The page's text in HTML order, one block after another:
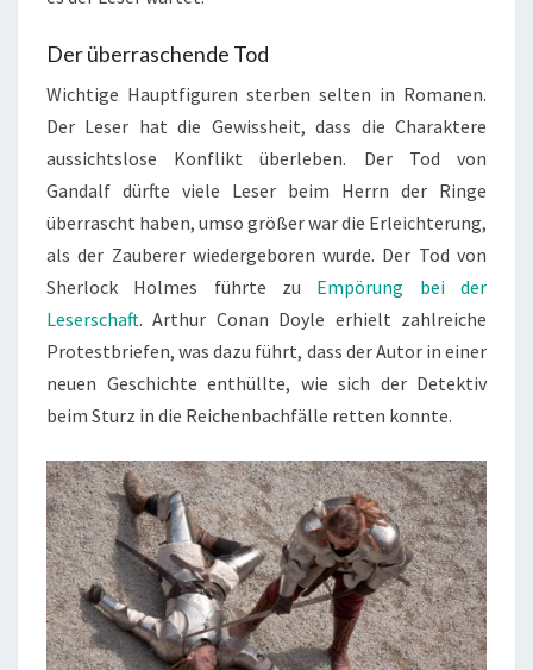
Der überraschende Tod
Wichtige Hauptfiguren sterben selten in Romanen.
Der Leser hat die Gewissheit, dass die Charaktere
aussichtslose Konflikt überleben. Der Tod von
Gandalf dürfte viele Leser beim Herrn der Ringe
überrascht haben, umso größer war die Erleichterung,
als der Zauberer wiedergeboren wurde. Der Tod von
Sherlock Holmes führte zu Empörung bei der
Leserschaft. Arthur Conan Doyle erhielt zahlreiche
Protestbriefen, was dazu führt, dass der Autor in einer
neuen Geschichte enthüllte, wie sich der Detektiv
beim Sturz in die Reichenbachfälle retten konnte.